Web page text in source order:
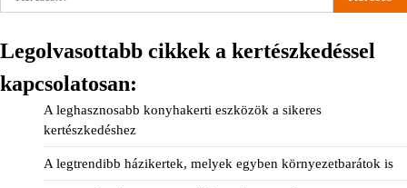
Legolvasottabb cikkek a kertészkedéssel
kapcsolatosan:
A leghasznosabb konyhakerti eszközök a sikeres
kertészkedéshez
A legtrendibb házikertek, melyek egyben környezetbarátok is